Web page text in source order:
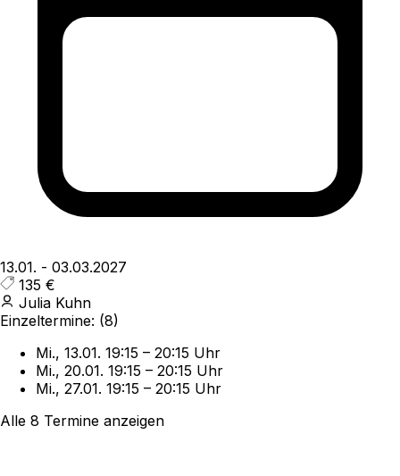
13.01. - 03.03.2027
135 €
Julia Kuhn
Einzeltermine: (8)
Mi., 13.01. 19:15 – 20:15 Uhr
Mi., 20.01. 19:15 – 20:15 Uhr
Mi., 27.01. 19:15 – 20:15 Uhr
Alle 8 Termine anzeigen